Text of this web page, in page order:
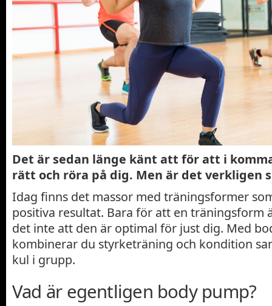
Det är sedan länge känt att för att i
rätt och röra på dig. Men är det verkligen
Idag finns det massor med träningsformer
positiva resultat. Bara för att en träningsform
det inte att den är optimal för just dig. Med
kombinerar du styrketräning och kondition
kul i grupp.
Vad är egentligen body pump?